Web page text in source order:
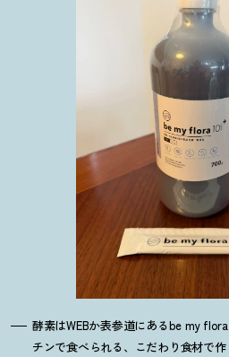
酵素はWEBか表参道にあるbe my
チンで食べられる、こだわり食材で